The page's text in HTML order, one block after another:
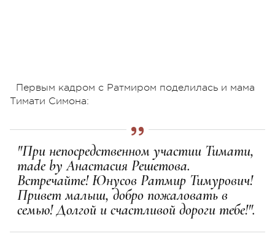
Первым кадром с Ратмиром поделилась и мама
Тимати Симона:
"При непосредственном участии Тимати,
made by Анастасия Решетова.
Встречайте! Юнусов Ратмир Тимурович!
Привет малыш, добро пожаловать в
семью! Долгой и счастливой дороги тебе!".